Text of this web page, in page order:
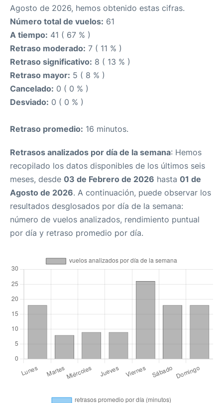
Agosto de 2026, hemos obtenido estas cifras.
Número total de vuelos: 61
A tiempo: 41 ( 67 % )
Retraso moderado: 7 ( 11 % )
Retraso significativo: 8 ( 13 % )
Retraso mayor: 5 ( 8 % )
Cancelado: 0 ( 0 % )
Desviado: 0 ( 0 % )
Retraso promedio: 16 minutos.
Retrasos analizados por día de la semana: Hemos
recopilado los datos disponibles de los últimos seis
meses, desde 03 de Febrero de 2026 hasta 01 de
Agosto de 2026. A continuación, puede observar los
resultados desglosados por día de la semana:
número de vuelos analizados, rendimiento puntual
por día y retraso promedio por día.